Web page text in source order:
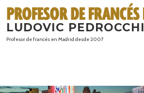
contenido
LUDOVIC PEDROCCHI
Profesor de francés en Madrid desde 2007